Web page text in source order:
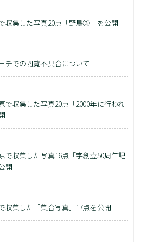
収集した写真20点「野鳥③」を公開
チでの閲覧不具合について
で収集した写真20点「2000年に行われ
で収集した写真16点「字創立50周年記
開
収集した「集合写真」17点を公開